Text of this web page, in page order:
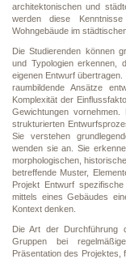
architektonischen und
werden diese
Wohngebäude im
Die Studierenden können
und Typologien erkennen,
eigenen Entwurf
raumbildende Ansätze
Komplexität der
Gewichtungen
strukturierten
Sie verstehen
wenden sie an. Sie
morphologischen,
betreffende Muster,
Projekt Entwurf
mittels eines Gebäudes
Kontext denken.
Die Art der Durchführung
Gruppen bei
Präsentation des Projektes,